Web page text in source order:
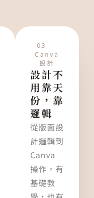
03 —
Canva
設計
設計不
用靠天
份，靠
邏輯
從版面設
計邏輯到
Canva
操作，有
基礎教